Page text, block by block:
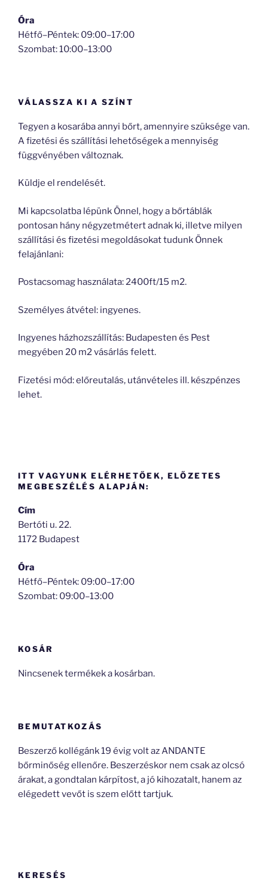
Óra
Hétfő–Péntek: 09:00–17:00
Szombat: 10:00–13:00
VÁLASSZA KI A SZÍNT
Tegyen a kosarába annyi bőrt, amennyire szüksége van.
A fizetési és szállítási lehetőségek a mennyiség
függvényében változnak.
Küldje el rendelését.
Mi kapcsolatba lépünk Önnel, hogy a bőrtáblák
pontosan hány négyzetmétert adnak ki, illetve milyen
szállítási és fizetési megoldásokat tudunk Önnek
felajánlani:
Postacsomag használata: 2400ft/15 m2.
Személyes átvétel: ingyenes.
Ingyenes házhozszállítás: Budapesten és Pest
megyében 20 m2 vásárlás felett.
Fizetési mód: előreutalás, utánvételes ill. készpénzes
lehet.
ITT VAGYUNK ELÉRHETŐEK, ELŐZETES
MEGBESZÉLÉS ALAPJÁN:
Cím
Bertóti u. 22.
1172 Budapest
Óra
Hétfő–Péntek: 09:00–17:00
Szombat: 09:00–13:00
KOSÁR
Nincsenek termékek a kosárban.
BEMUTATKOZÁS
Beszerző kollégánk 19 évig volt az ANDANTE
bőrminőség ellenőre. Beszerzéskor nem csak az olcsó
árakat, a gondtalan kárpítost, a jó kihozatalt, hanem az
elégedett vevőt is szem előtt tartjuk.
KERESÉS